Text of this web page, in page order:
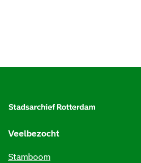
Veelbezocht
Stamboom